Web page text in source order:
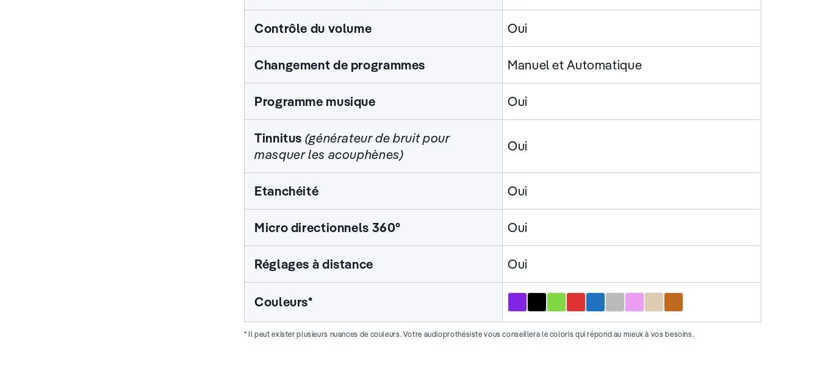
Contrôle du volume Oui
Changement de programmes Manuel et Automatique
Programme musique Oui
Tinnitus (générateur de bruit pour
masquer les acouphènes)
Oui
Etanchéité Oui
Micro directionnels 360° Oui
Réglages à distance Oui
Couleurs*
* Il peut exister plusieurs nuances de couleurs. Votre audioprothésiste vous conseillera le coloris qui répond au mieux à vos besoins.